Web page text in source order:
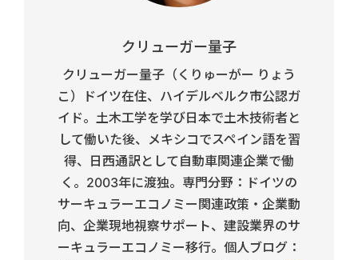
クリューガー量子
クリューガー量子（くりゅーがー りょう
こ）ドイツ在住、ハイデルベルク市公認ガ
イド。土木工学を学び日本で土木技術者と
して働いた後、メキシコでスペイン語を習
得、日西通訳として自動車関連企業で働
く。2003年に渡独。専門分野：ドイツの
サーキュラーエコノミー関連政策・企業動
向、企業現地視察サポート、建設業界のサ
ーキュラーエコノミー移行。個人ブログ：